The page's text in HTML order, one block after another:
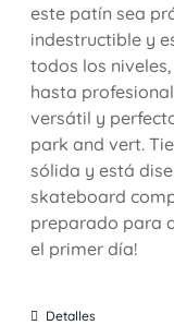
este patín sea
indestructible y
todos los
hasta
versátil y
park and vert.
sólida y está
skateboard
preparado para
el primer día!
Detalles